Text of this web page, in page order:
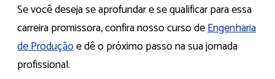
Se você deseja se aprofundar e se qualificar para essa
carreira promissora, confira nosso curso deEngenharia
de Produçãoe dê o próximo passo na sua jornada
profissional.